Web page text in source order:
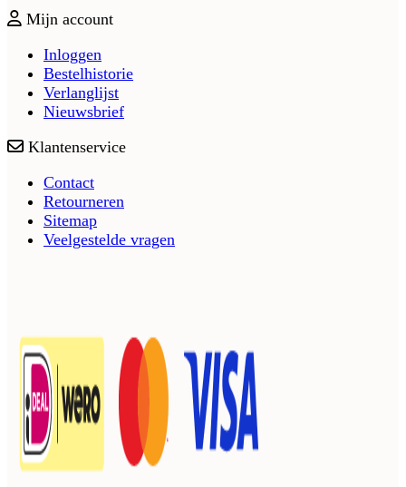
Mijn account
Inloggen
Bestelhistorie
Verlanglijst
Nieuwsbrief
Klantenservice
Contact
Retourneren
Sitemap
Veelgestelde vragen